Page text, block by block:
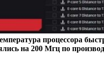
процессора
на 200 Мгц по